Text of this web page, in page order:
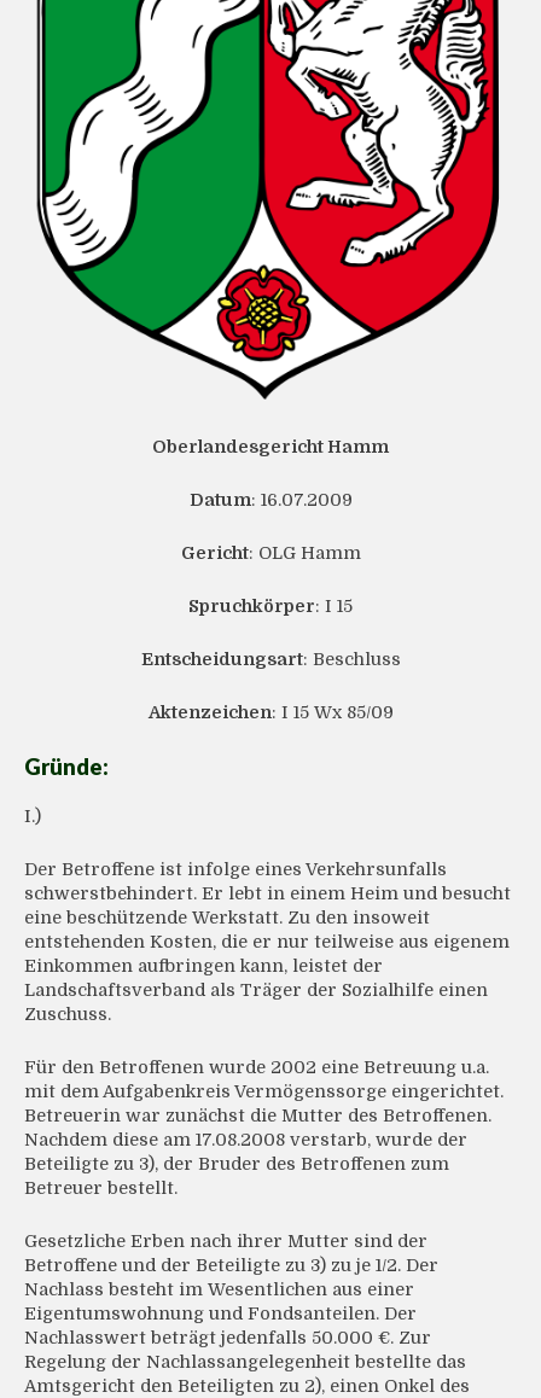
Oberlandesgericht Hamm
Datum: 16.07.2009
Gericht: OLG Hamm
Spruchkörper: I 15
Entscheidungsart: Beschluss
Aktenzeichen: I 15 Wx 85/09
Gründe:
I.)
Der Betroffene ist infolge eines Verkehrsunfalls
schwerstbehindert. Er lebt in einem Heim und besucht
eine beschützende Werkstatt. Zu den insoweit
entstehenden Kosten, die er nur teilweise aus eigenem
Einkommen aufbringen kann, leistet der
Landschaftsverband als Träger der Sozialhilfe einen
Zuschuss.
Für den Betroffenen wurde 2002 eine Betreuung u.a.
mit dem Aufgabenkreis Vermögenssorge eingerichtet.
Betreuerin war zunächst die Mutter des Betroffenen.
Nachdem diese am 17.08.2008 verstarb, wurde der
Beteiligte zu 3), der Bruder des Betroffenen zum
Betreuer bestellt.
Gesetzliche Erben nach ihrer Mutter sind der
Betroffene und der Beteiligte zu 3) zu je 1/2. Der
Nachlass besteht im Wesentlichen aus einer
Eigentumswohnung und Fondsanteilen. Der
Nachlasswert beträgt jedenfalls 50.000 €. Zur
Regelung der Nachlassangelegenheit bestellte das
Amtsgericht den Beteiligten zu 2), einen Onkel des